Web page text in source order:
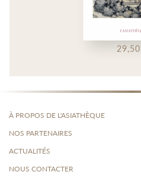
Joyce Blau est rédactrice en
elle a enseigné à l’INALCO
recherche « Monde Iranien
nombreux articles
Sandrine Alexie
Sandrine Alexie est historienne
kurde de Paris et a publié
ainsi que des traductions.
À PROPOS DE L'ASIATHÈQUE
NOS PARTENAIRES
ACTUALITÉS
NOUS CONTACTER